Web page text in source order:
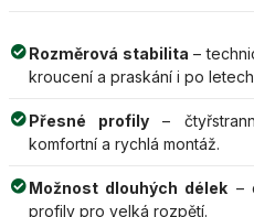
Rozměrová stabilita –
kroucení a praskání i po
Přesné profily –
komfortní a rychlá montáž.
Možnost dlouhých délek –
profily pro velká rozpětí.